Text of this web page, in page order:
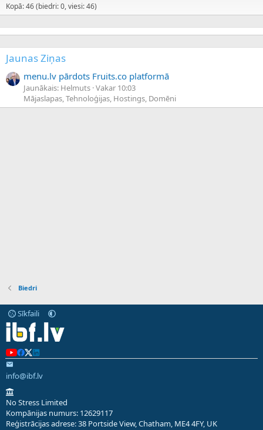
Kopā: 46 (biedri: 0, viesi: 46)
Jaunas Ziņas
menu.lv pārdots Fruits.co platformā
Jaunākais: Helmuts Vakar 10:03
Mājaslapas, Tehnoloģijas, Hostings, Domēni
Biedri
Sīkfaili
info@ibf.lv
No Stress Limited
Kompānijas numurs: 12629117
Reģistrācijas adrese: 38 Portside View, Chatham, ME4 4FY, UK